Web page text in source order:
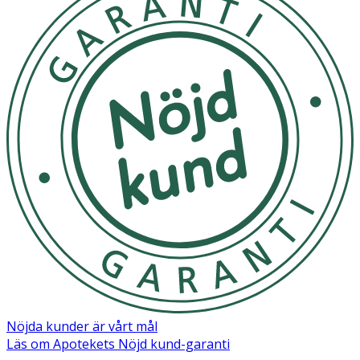
- Serveras kyld.
- Konsumeras som den är eller blandas i drycker.
Förvaring
Oöppnad förpackning förvaras i rumstemperatur.
Öppnad förpackning förvaras i kylskåp och bör
förbrukas inom tre dagar.
Näringsinnehåll 100 g
Energi 220 kJ/52 kcal
<0,5 g
- varav mättat fett 0 g
Nöjda kunder är vårt mål
Läs om Apotekets Nöjd kund-garanti